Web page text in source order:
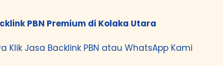
PBN Premium di Kolaka Utara
Klik Jasa Backlink PBN atau WhatsApp Kami